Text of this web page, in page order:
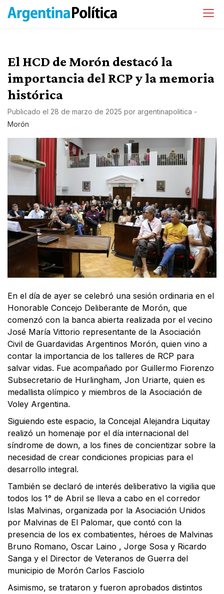
El HCD de Morón destacó la
importancia del RCP y la memoria
histórica
Publicado el 28 de marzo de 2025 por argentinapolitica -
Morón
En el día de ayer se celebró una sesión ordinaria en el
Honorable Concejo Deliberante de Morón, que
comenzó con la banca abierta realizada por el vecino
José María Vittorio representante de la Asociación
Civil de Guardavidas Argentinos Morón, quien vino a
contar la importancia de los talleres de RCP para
salvar vidas. Fue acompañado por Guillermo Fiorenzo
Subsecretario de Hurlingham, Jon Uriarte, quien es
medallista olímpico y miembros de la Asociación de
Voley Argentina.
Siguiendo este espacio, la Concejal Alejandra Liquitay
realizó un homenaje por el día internacional del
síndrome de down, a los fines de concientizar sobre la
necesidad de crear condiciones propicias para el
desarrollo integral.
También se declaró de interés deliberativo la vigilia que
todos los 1° de Abril se lleva a cabo en el corredor
Islas Malvinas, organizada por la Asociación Unidos
por Malvinas de El Palomar, que contó con la
presencia de los ex combatientes, héroes de Malvinas
Bruno Romano, Oscar Laino , Jorge Sosa y Ricardo
Sanga y el Director de Veteranos de Guerra del
municipio de Morón Carlos Fasciolo
Asimismo, se trataron y fueron aprobados distintos